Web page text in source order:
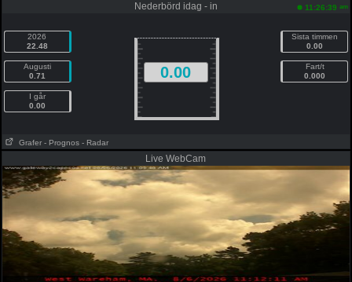
Nederbörd idag - in 11:26:39 am
2026
22.48
Augusti
0.71
I går
0.00
0.00
Sista timmen
0.00
Fart/t
0.000
Grafer - Prognos - Radar
Live WebCam